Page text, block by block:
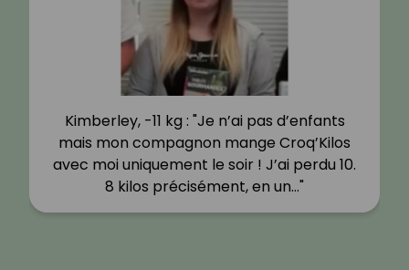
Kimberley, -11 kg : "Je n’ai pas d’enfants
mais mon compagnon mange Croq’Kilos
avec moi uniquement le soir ! J’ai perdu 10.
8 kilos précisément, en un…"